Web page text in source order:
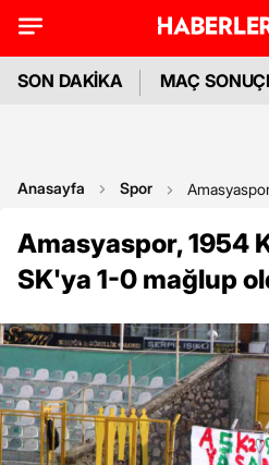
SON DAKİKA MAÇ
Anasayfa Spor
Amasyaspor, 1954
SK'ya 1-0 mağlup